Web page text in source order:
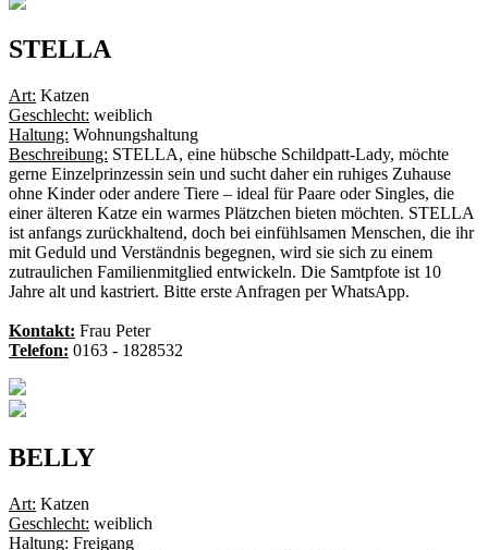
STELLA
Art: Katzen
Geschlecht: weiblich
Haltung: Wohnungshaltung
Beschreibung: STELLA, eine hübsche Schildpatt-Lady, möchte
gerne Einzelprinzessin sein und sucht daher ein ruhiges Zuhause
ohne Kinder oder andere Tiere – ideal für Paare oder Singles, die
einer älteren Katze ein warmes Plätzchen bieten möchten. STELLA
ist anfangs zurückhaltend, doch bei einfühlsamen Menschen, die ihr
mit Geduld und Verständnis begegnen, wird sie sich zu einem
zutraulichen Familienmitglied entwickeln. Die Samtpfote ist 10
Jahre alt und kastriert. Bitte erste Anfragen per WhatsApp.
Kontakt: Frau Peter
Telefon: 0163 - 1828532
BELLY
Art: Katzen
Geschlecht: weiblich
Haltung: Freigang